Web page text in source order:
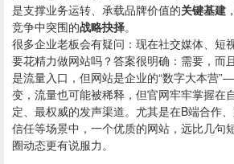
是支撑业务运转、承载品牌价值的关键基建
竞争中突围的战略抉择。
很多企业老板会有疑问：现在社交媒体、短
要花精力做网站吗？答案很明确：需要，而
是流量入口，但网站是企业的“数字大本营
变，流量也可能被稀释，但官网牢牢掌握在
定、最权威的发声渠道。尤其是在B端合作
信任等场景中，一个优质的网站，远比几句
圈动态更有说服力。